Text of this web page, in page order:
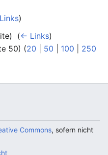
)
(← Links)
50) (20 50 100
250
Commons, sofern nicht